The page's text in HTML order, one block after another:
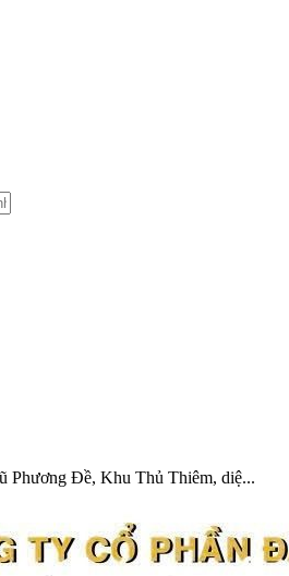
Phương Đề, Khu Thủ Thiêm, diệ...